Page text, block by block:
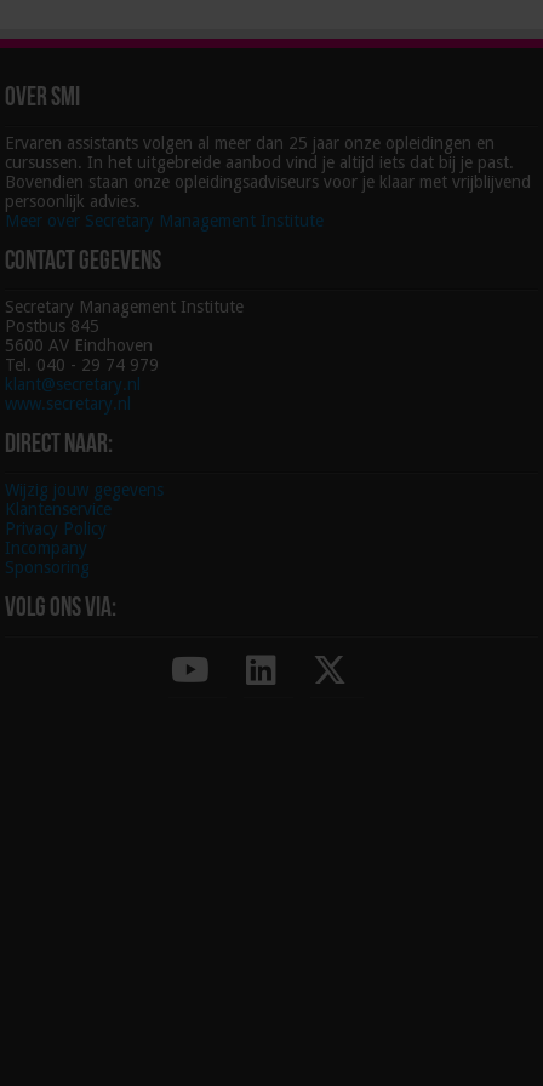
Over SMI
Ervaren assistants volgen al meer dan 25 jaar onze opleidingen en
cursussen. In het uitgebreide aanbod vind je altijd iets dat bij je past.
Bovendien staan onze opleidingsadviseurs voor je klaar met vrijblijvend
persoonlijk advies.
Meer over Secretary Management Institute
Contact gegevens
Secretary Management Institute
Postbus 845
5600 AV Eindhoven
Tel. 040 - 29 74 979
klant@secretary.nl
www.secretary.nl
Direct naar:
Wijzig jouw gegevens
Klantenservice
Privacy Policy
Incompany
Sponsoring
Volg ons via: